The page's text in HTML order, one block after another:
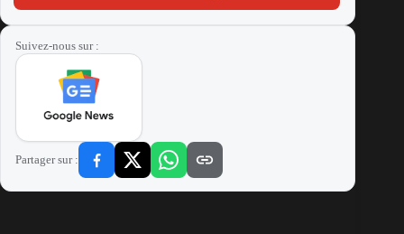
Suivez-nous sur :
Partager sur :